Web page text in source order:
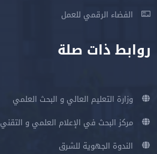
الفضاء الرقمي للعمل
روابط ذات صلة
وزارة التعليم العالي و البحث العلمي
مركز البحث في الإعلام العلمي و التقني
الندوة الجهوية للشرق